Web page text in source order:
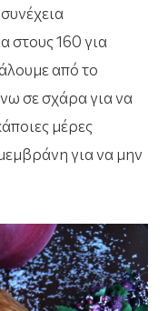
στους 160 για
από το
σε σχάρα για να
μέρες
για να μην